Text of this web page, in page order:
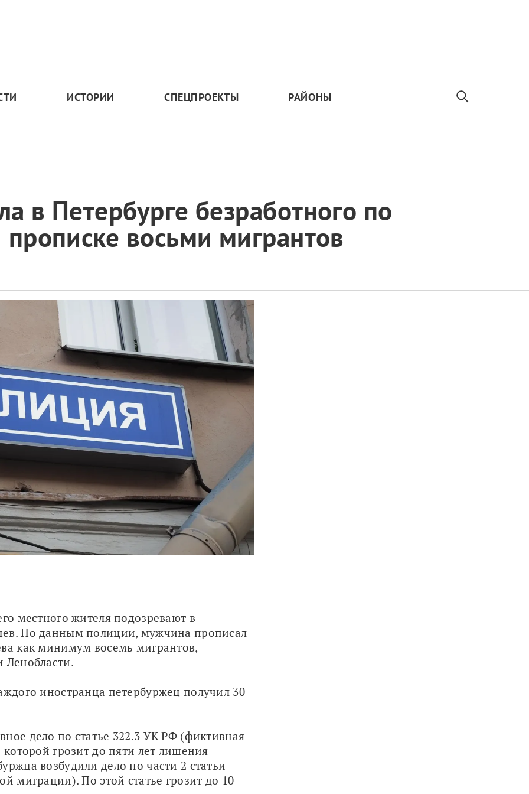
ИСТОРИИ СПЕЦПРОЕКТЫ РАЙОНЫ
в Петербурге безработного по
восьми мигрантов
местного жителя подозревают в
По данным полиции, мужчина прописал
как минимум восемь мигрантов,
иностранца петербуржец получил 30
дело по статье 322.3 УК РФ (фиктивная
грозит до пяти лет лишения
возбудили дело по части 2 статьи
миграции). По этой статье грозит до 10